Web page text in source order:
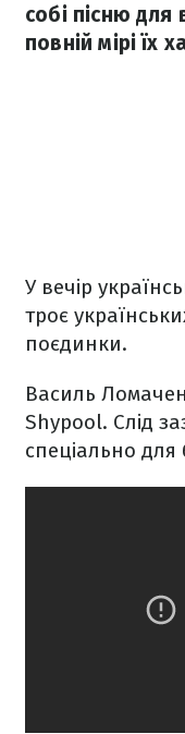
собі пісню для
повній мірі їх
У вечір
троє
поєдинки.
Василь
Shypool. Слід
спеціально для